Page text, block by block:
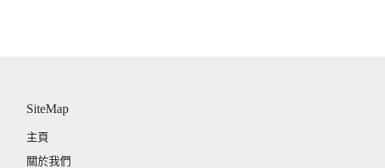
SiteMap
主頁
關於我們